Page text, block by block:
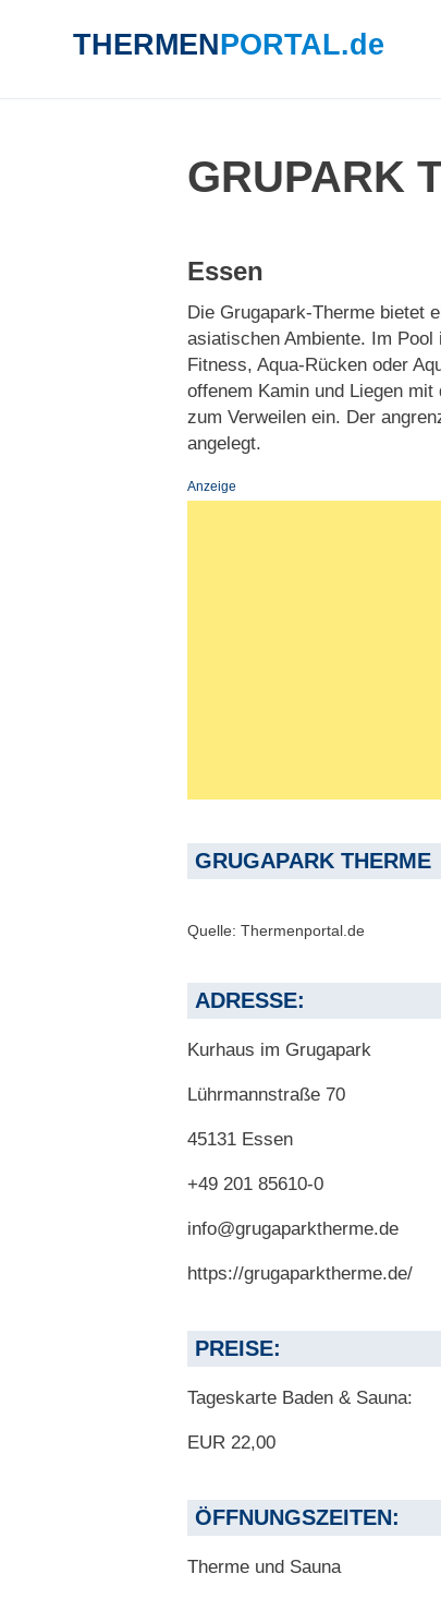
THERMENPORTAL.de
SUCHE
GRUPARK
Essen
Die Grugapark-Therme bietet
asiatischen Ambiente. Im
Fitness, Aqua-Rücken oder
offenem Kamin und Liegen
zum Verweilen ein. Der
angelegt.
Anzeige
GRUGAPARK THERME
Quelle: Thermenportal.de
ADRESSE:
Kurhaus im Grugapark
Lührmannstraße 70
45131 Essen
+49 201 85610-0
info@grugaparktherme.de
https://grugaparktherme.de/
PREISE:
Tageskarte Baden & Sauna:
EUR 22,00
ÖFFNUNGSZEITEN:
Therme und Sauna